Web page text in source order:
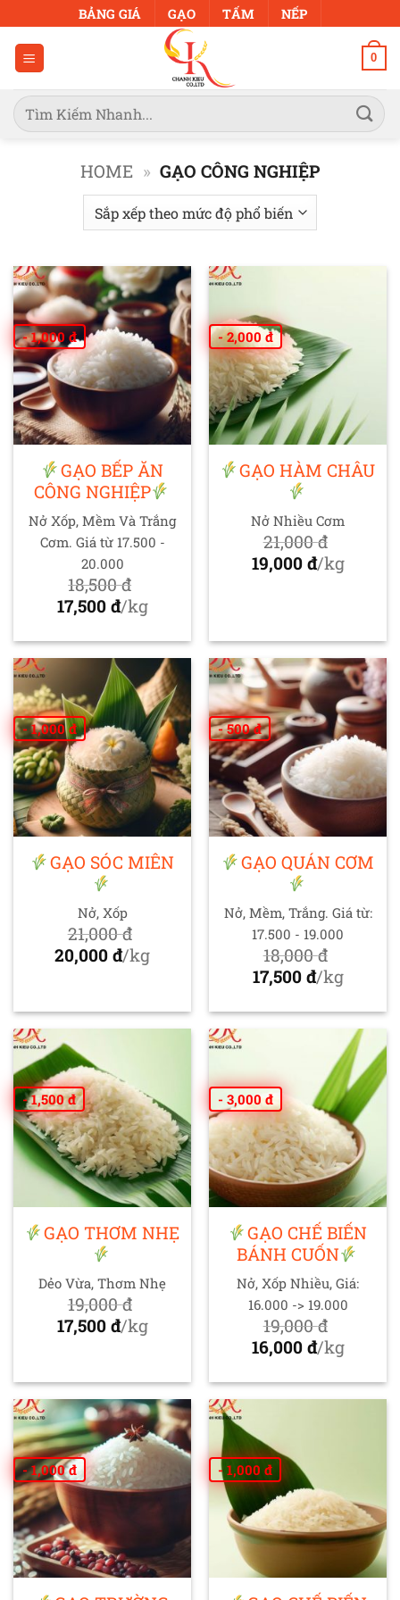
qua
dung
BẢNG GIÁ GẠO TẤM NẾP
0
Tìm
kiếm:
HOME » GẠO CÔNG NGHIỆP
- 1,000 đ
GẠO BẾP ĂN
CÔNG NGHIỆP
Nở Xốp, Mềm Và Trắng
Cơm. Giá từ 17.500 -
20.000
18,500đ
Giá
là:
18,500 đ.
17,500 đ/kg
hiện
tại
là:
17,500 đ.
- 2,000 đ
GẠO HÀM CHÂU
Nở Nhiều Cơm
21,000đ
Giá
19,000 đ/kg
là:
19,000 đ.
- 1,000 đ
GẠO SÓC MIÊN
Nở, Xốp
21,000đ
Giá
21,000 đ.
20,000 đ/kg
tại
- 500 đ
GẠO QUÁN CƠM
Nở, Mềm, Trắng. Giá từ:
17.500 - 19.000
18,000đ
Giá
là:
18,000 đ.
17,500 đ/kg
hiện
17,500 đ.
- 1,500 đ
GẠO THƠM NHẸ
Dẻo Vừa, Thơm Nhẹ
19,000đ
Giá
19,000 đ.
17,500 đ/kg
tại
là:
17,500 đ.
- 3,000 đ
GẠO CHẾ BIẾN
BÁNH CUỐN
Nở, Xốp Nhiều, Giá:
16.000 -> 19.000
19,000đ
Giá
là:
16,000 đ/kg
hiện
- 1,000 đ - 1,000 đ